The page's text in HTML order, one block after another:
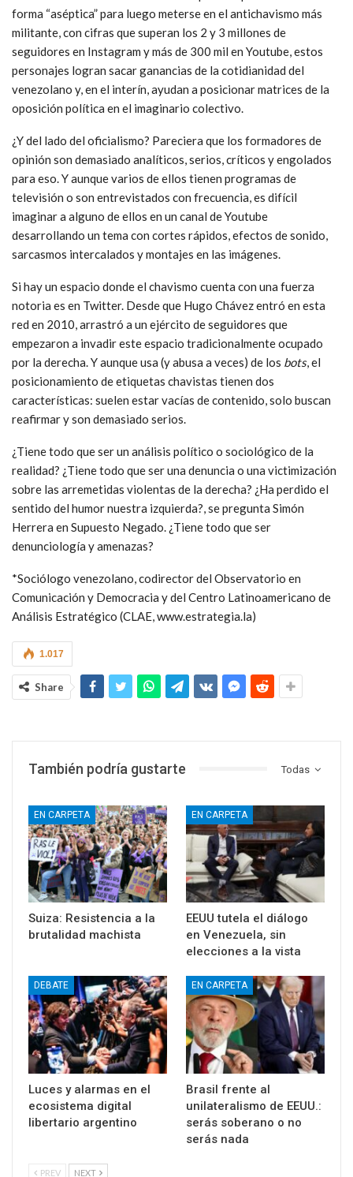
forma “aséptica” para luego meterse en el antichavismo más
militante, con cifras que superan los 2 y 3 millones de
seguidores en Instagram y más de 300 mil en Youtube, estos
personajes logran sacar ganancias de la cotidianidad del
venezolano y, en el interín, ayudan a posicionar matrices de la
oposición política en el imaginario colectivo.
¿Y del lado del oficialismo? Pareciera que los formadores de
opinión son demasiado analíticos, serios, críticos y engolados
para eso. Y aunque varios de ellos tienen programas de
televisión o son entrevistados con frecuencia, es difícil
imaginar a alguno de ellos en un canal de Youtube
desarrollando un tema con cortes rápidos, efectos de sonido,
sarcasmos intercalados y montajes en las imágenes.
Si hay un espacio donde el chavismo cuenta con una fuerza
notoria es en Twitter. Desde que Hugo Chávez entró en esta
red en 2010, arrastró a un ejército de seguidores que
empezaron a invadir este espacio tradicionalmente ocupado
por la derecha. Y aunque usa (y abusa a veces) de los bots, el
posicionamiento de etiquetas chavistas tienen dos
características: suelen estar vacías de contenido, solo buscan
reafirmar y son demasiado serios.
¿Tiene todo que ser un análisis político o sociológico de la
realidad? ¿Tiene todo que ser una denuncia o una victimización
sobre las arremetidas violentas de la derecha? ¿Ha perdido el
sentido del humor nuestra izquierda?, se pregunta Simón
Herrera en Supuesto Negado. ¿Tiene todo que ser
denunciología y amenazas?
*Sociólogo venezolano, codirector del Observatorio en
Comunicación y Democracia y del Centro Latinoamericano de
Análisis Estratégico (CLAE, www.estrategia.la)
1.017
Share
Todas
También podría gustarte
EN CARPETA
Suiza: Resistencia a la
brutalidad machista
EN CARPETA
EEUU tutela el diálogo
en Venezuela, sin
elecciones a la vista
DEBATE
Luces y alarmas en el
ecosistema digital
libertario argentino
EN CARPETA
Brasil frente al
unilateralismo de EEUU.:
serás soberano o no
serás nada
PREV NEXT